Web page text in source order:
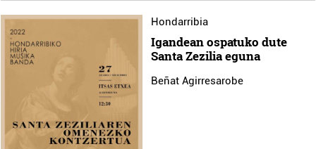
Hondarribia
Igandean ospatuko dute
Santa Zezilia eguna
Beñat Agirresarobe